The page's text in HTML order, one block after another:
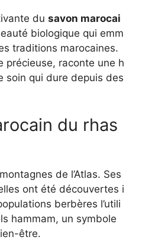
du savon marocai
biologique qui emm
traditions marocaines.
précieuse, raconte une h
soin qui dure depuis des
du rhas
de l’Atlas. Ses
ont été découvertes i
berbères l’utili
hammam, un symbole
être.